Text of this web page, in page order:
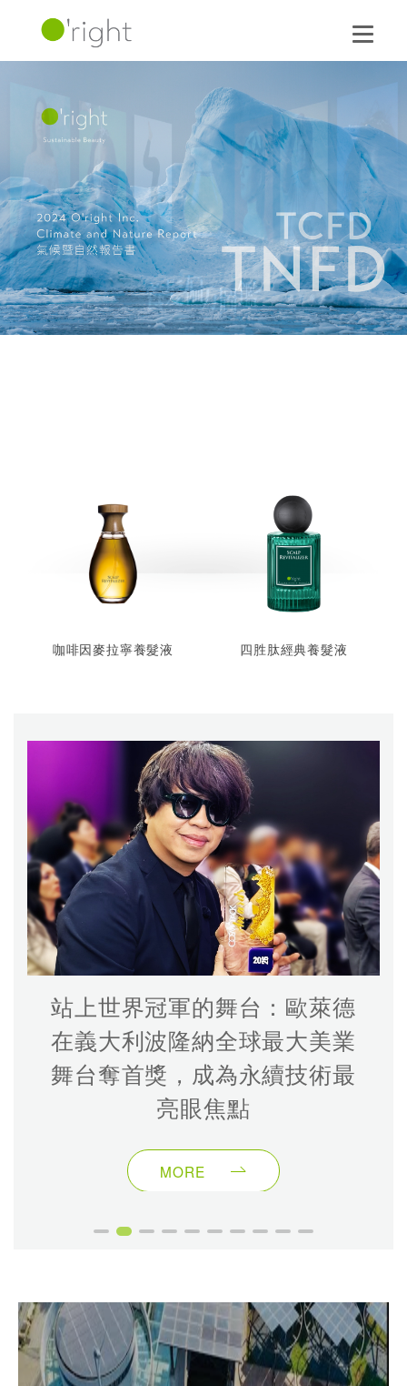
咖啡因麥拉寧養髮液 四胜肽經典養髮液
站上世界冠軍的舞台：歐萊德
在義大利波隆納全球最大美業
舞台奪首獎，成為永續技術最
亮眼焦點
MORE